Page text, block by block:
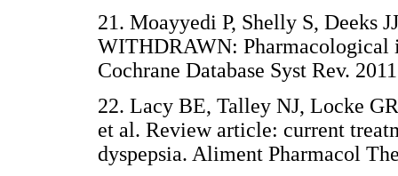
21. Moayyedi P, Shelly S, Deeks
WITHDRAWN: Pharmacological
Cochrane Database Syst Rev.
22. Lacy BE, Talley NJ, Locke
et al. Review article: current
dyspepsia. Aliment